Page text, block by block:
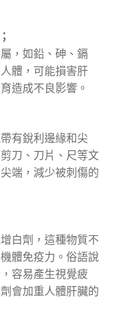
，如鉛、砷、鎘
體，可能損害肝
造成不良影響。
有銳利邊緣和尖
刀、刀片、尺等文
端，減少被刺傷的
白劑，這種物質不
體免疫力。俗語說
容易產生視覺疲
會加重人體肝臟的